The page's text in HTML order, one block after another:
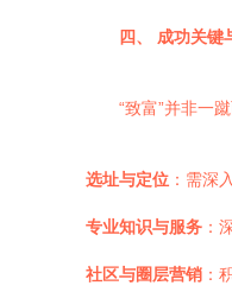
四、 成功关键
“致富”并非一
选址与定位 ：需深
专业知识与服务 ：
社区与圈层营销 ：